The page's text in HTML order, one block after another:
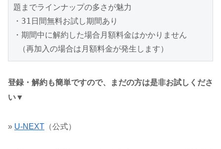
題までラインナップの多さが魅力
・31日間無料お試し期間あり
・期間中に解約した場合月額料金はかかりません
（再加入の場合は月額料金が発生します）
登録・解約も簡単ですので、まだの方は是非お試しくださ
い▼
» U-NEXT （公式）